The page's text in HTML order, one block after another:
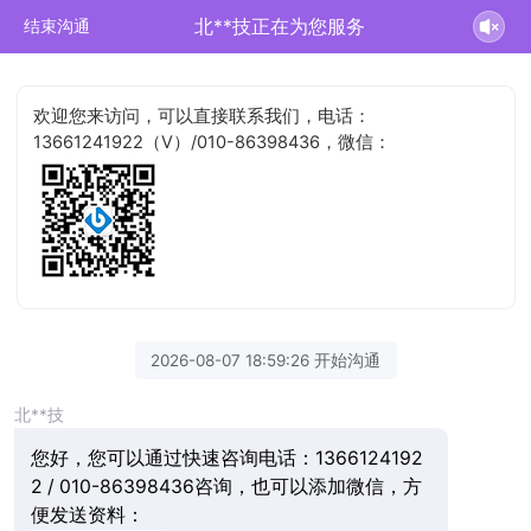
结束沟通 北**技正在为您服务
欢迎您来访问，可以直接联系我们，电话：
13661241922（V）/010-86398436，微信：
2026-08-07 18:59:26 开始沟通
北**技
您好，您可以通过快速咨询电话：1366124192
2 / 010-86398436咨询，也可以添加微信，方
便发送资料：